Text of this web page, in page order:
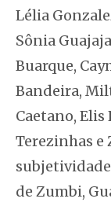
Lélia
Sônia
Buarque,
Bandeira,
Caetano, Elis
Terezinhas e
de Zumbi,